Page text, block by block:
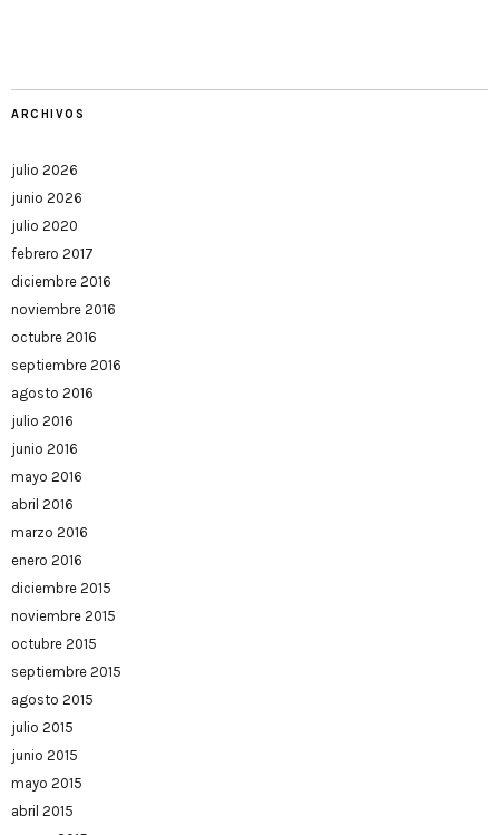
ARCHIVOS
julio 2026
junio 2026
julio 2020
febrero 2017
diciembre 2016
noviembre 2016
octubre 2016
septiembre 2016
agosto 2016
julio 2016
junio 2016
mayo 2016
abril 2016
marzo 2016
enero 2016
diciembre 2015
noviembre 2015
octubre 2015
septiembre 2015
agosto 2015
julio 2015
junio 2015
mayo 2015
abril 2015